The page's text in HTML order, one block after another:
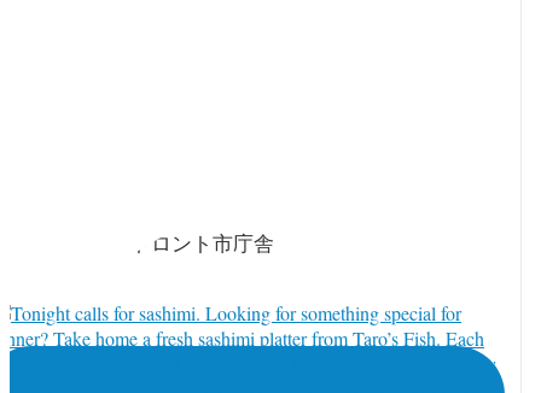
年8月6日 トロント市庁舎